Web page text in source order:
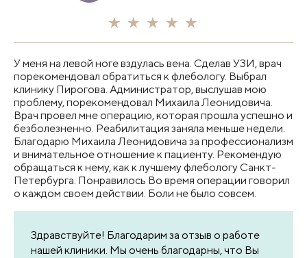
У меня на левой ноге вздулась вена. Сделав УЗИ​, врач
порекомендовал обратиться к флебологу. Выбрал
клинику Пирогова. Администратор, выслушав мою
проблему, порекомендовал Михаила Леонидовича.
Врач провел мне операцию, которая прошла успешно и
безболезненно. Реабилитация заняла меньше недели.
Благодарю Михаила Леонидовича за профессионализм
и внимательное отношение к пациенту. Рекомендую
обращаться к нему, как к лучшему флебологу Санкт-
Петербурга. Понравилось Во время операции говорил
о каждом своем действии. Боли не было совсем.
Здравствуйте! Благодарим за отзыв о работе
нашей клиники. Мы очень благодарны, что Вы